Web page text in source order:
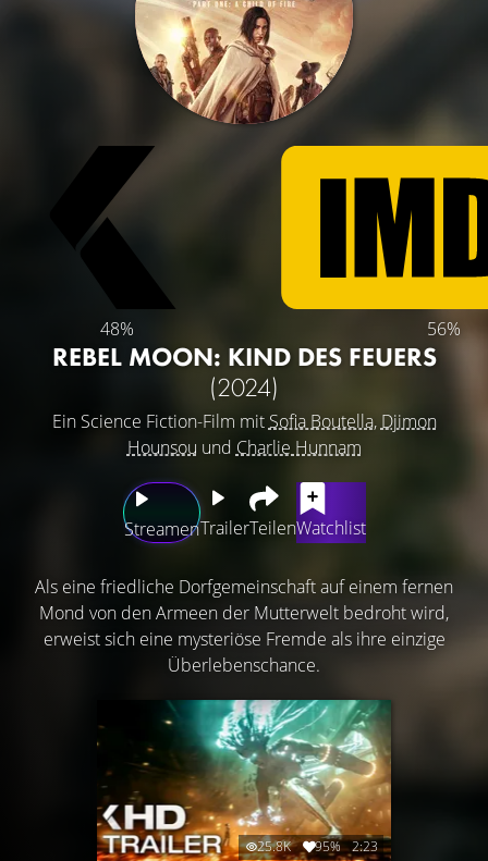
48% 56%
REBEL MOON: KIND DES FEUERS
(2024)
Ein Science Fiction-Film mit Sofia Boutella, Djimon
Hounsou und Charlie Hunnam
StreamenTrailerTeilenWatchlist
Als eine friedliche Dorfgemeinschaft auf einem fernen
Mond von den Armeen der Mutterwelt bedroht wird,
erweist sich eine mysteriöse Fremde als ihre einzige
Überlebenschance.
25.8K 95% 2:23